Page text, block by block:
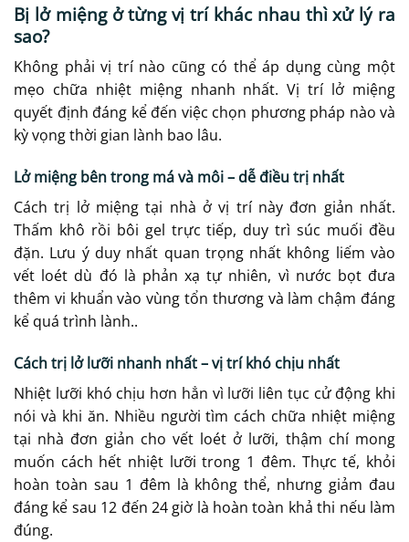
Bị lở miệng ở từng vị trí khác nhau thì xử lý ra
sao?
Không phải vị trí nào cũng có thể áp dụng cùng một
mẹo chữa nhiệt miệng nhanh nhất. Vị trí lở miệng
quyết định đáng kể đến việc chọn phương pháp nào và
kỳ vọng thời gian lành bao lâu.
Lở miệng bên trong má và môi – dễ điều trị nhất
Cách trị lở miệng tại nhà ở vị trí này đơn giản nhất.
Thấm khô rồi bôi gel trực tiếp, duy trì súc muối đều
đặn. Lưu ý duy nhất quan trọng nhất không liếm vào
vết loét dù đó là phản xạ tự nhiên, vì nước bọt đưa
thêm vi khuẩn vào vùng tổn thương và làm chậm đáng
kể quá trình lành..
Cách trị lở lưỡi nhanh nhất – vị trí khó chịu nhất
Nhiệt lưỡi khó chịu hơn hẳn vì lưỡi liên tục cử động khi
nói và khi ăn. Nhiều người tìm cách chữa nhiệt miệng
tại nhà đơn giản cho vết loét ở lưỡi, thậm chí mong
muốn cách hết nhiệt lưỡi trong 1 đêm. Thực tế, khỏi
hoàn toàn sau 1 đêm là không thể, nhưng giảm đau
đáng kể sau 12 đến 24 giờ là hoàn toàn khả thi nếu làm
đúng.